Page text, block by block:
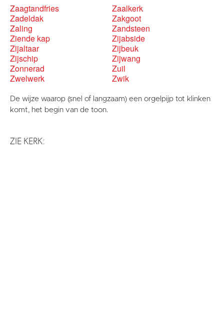
Zaagtandfries
Zaalkerk
Zadeldak
Zakgoot
Zaling
Zandsteen
Ziende kap
Zijabside
Zijaltaar
Zijbeuk
Zijschip
Zijwang
Zonnerad
Zuil
Zwelwerk
Zwik
De wijze waarop (snel of langzaam) een orgelpijp tot klinken
komt, het begin van de toon.
ZIE KERK: